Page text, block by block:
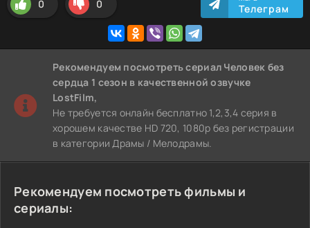
0 0 Телеграм
Рекомендуем посмотреть сериал Человек без
сердца 1 сезон в качественной озвучке
LostFilm,
Не требуется онлайн бесплатно 1,2,3,4 серия в
хорошем качестве HD 720, 1080p без регистрации
в категории Драмы / Мелодрамы.
Рекомендуем посмотреть фильмы и
сериалы: